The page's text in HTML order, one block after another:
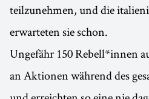
teilzunehmen, und die
erwarteten sie schon.
Ungefähr 150 Rebell*innen
an Aktionen während des